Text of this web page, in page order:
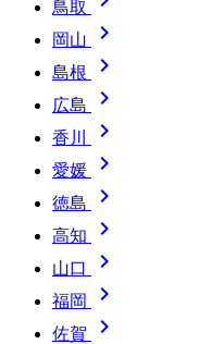
鳥取
岡山 
島根 
広島 
香川 
愛媛 
徳島 
高知 
山口 
福岡 
佐賀 